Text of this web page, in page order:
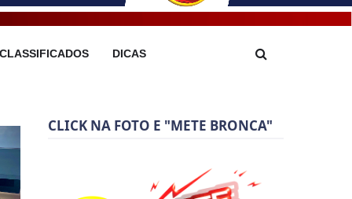
CLASSIFICADOS DICAS
CLICK NA FOTO E "METE BRONCA"